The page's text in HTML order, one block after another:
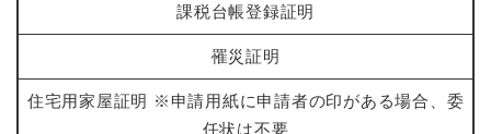
課税台帳登録証明
罹災証明
住宅用家屋証明 ※申請用紙に申請者の印がある場合、委
任状は不要